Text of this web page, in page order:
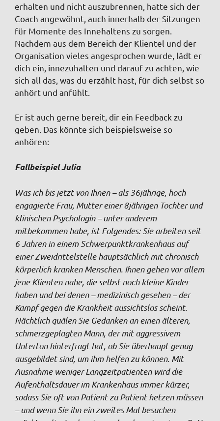
erhalten und nicht auszubrennen, hatte sich der
Coach angewöhnt, auch innerhalb der Sitzungen
für Momente des Innehaltens zu sorgen.
Nachdem aus dem Bereich der Klientel und der
Organisation vieles angesprochen wurde, lädt er
dich ein, innezuhalten und darauf zu achten, wie
sich all das, was du erzählt hast, für dich selbst so
anhört und anfühlt.
Er ist auch gerne bereit, dir ein Feedback zu
geben. Das könnte sich beispielsweise so
anhören:
Fallbeispiel Julia
Was ich bis jetzt von Ihnen – als 36jährige, hoch
engagierte Frau, Mutter einer 8jährigen Tochter und
klinischen Psychologin – unter anderem
mitbekommen habe, ist Folgendes: Sie arbeiten seit
6 Jahren in einem Schwerpunktkrankenhaus auf
einer Zweidrittelstelle hauptsächlich mit chronisch
körperlich kranken Menschen. Ihnen gehen vor allem
jene Klienten nahe, die selbst noch kleine Kinder
haben und bei denen – medizinisch gesehen – der
Kampf gegen die Krankheit aussichtslos scheint.
Nächtlich quälen Sie Gedanken an einen älteren,
schmerzgeplagten Mann, der mit aggressivem
Unterton hinterfragt hat, ob Sie überhaupt genug
ausgebildet sind, um ihm helfen zu können. Mit
Ausnahme weniger Langzeitpatienten wird die
Aufenthaltsdauer im Krankenhaus immer kürzer,
sodass Sie oft von Patient zu Patient hetzen müssen
– und wenn Sie ihn ein zweites Mal besuchen